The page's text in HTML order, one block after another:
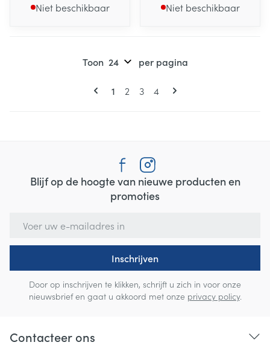
Niet beschikbaar Niet beschikbaar
Pagina's
U lees momenteel pagina
1 Pagina
2 Pagina
3 Pagina
4
Toon per pagina
Blijf op de hoogte van nieuwe producten en
promoties
Inschrijven
Door op inschrijven te klikken, schrijft u zich in voor onze
nieuwsbrief en gaat u akkoord met onze privacy policy.
Contacteer ons